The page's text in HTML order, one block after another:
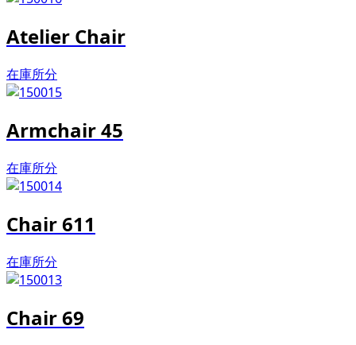
Atelier Chair
在庫所分
Armchair 45
在庫所分
Chair 611
在庫所分
Chair 69